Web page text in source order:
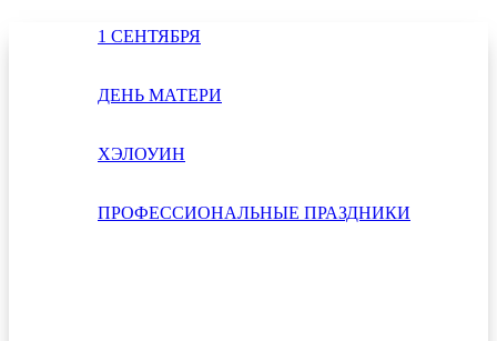
1 СЕНТЯБРЯ
ДЕНЬ МАТЕРИ
ХЭЛОУИН
ПРОФЕССИОНАЛЬНЫЕ ПРАЗДНИКИ